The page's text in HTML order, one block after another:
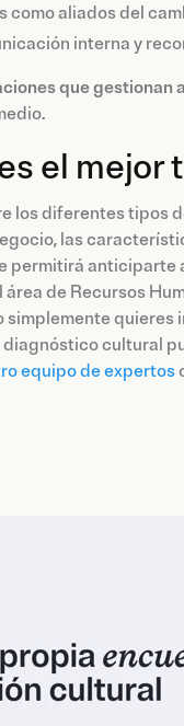
como aliados del
interna y
que gestionan
el
los diferentes tipos
las
permitirá anticiparte
de Recursos
cultural
equipo de expertos